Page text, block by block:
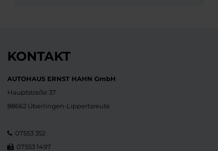
KONTAKT
AUTOHAUS ERNST HAHN GmbH
Hauptstraße 37
88662 Überlingen-Lippertsreute
07553 352
07553 1497